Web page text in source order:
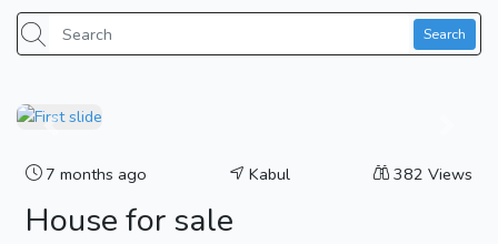
Search
7 months ago
Kabul 382 Views
House for sale